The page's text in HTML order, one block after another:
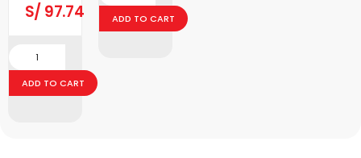
S/ 97.74
ADD TO CART
ADD TO CART